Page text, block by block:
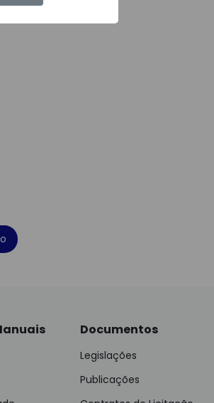
Documentos
Legislações
Publicações